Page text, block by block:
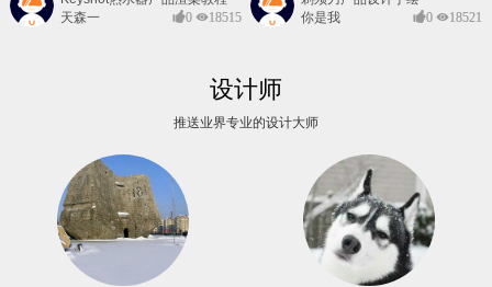
天森一
0 18515
你是我
0 18521
设计师
推送业界专业的设计大师